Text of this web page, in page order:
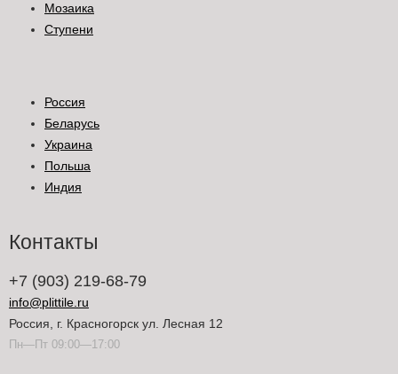
Мозаика
Ступени
Россия
Беларусь
Украина
Польша
Индия
Контакты
+7 (903) 219-68-79
info@plittile.ru
Россия, г. Красногорск ул. Лесная 12
Пн—Пт 09:00—17:00